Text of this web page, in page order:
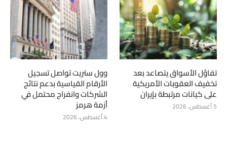
تفاؤل الأسواق يتصاعد بعد
تخفيف العقوبات الأمريكية
على كيانات مرتبطة بإيران
5 أغسطس، 2026
وول ستريت تواصل تسجيل
الأرقام القياسية بدعم نتائج
الشركات وانفراج محتمل في
أزمة هرمز
4 أغسطس، 2026